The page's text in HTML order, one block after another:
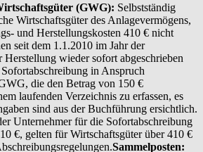
(GWG): Selbstständig
Wirtschaftsgüter des Anlagevermögens,
und Herstellungskosten 410 € nicht
seit dem 1.1.2010 im Jahr der
Herstellung wieder sofort abgeschrieben
in Anspruch
die den Betrag von 150 €
laufenden Verzeichnis zu erfassen, es
sind aus der Buchführung ersichtlich.
Unternehmer für die Sofortabschreibung
€, gelten für Wirtschaftsgüter über 410 €
Sammelposten: